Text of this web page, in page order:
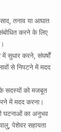
तनाव या आघात
करने के लिए
में सुधार करने, संघर्षों
से निपटने में मदद
के सदस्यों को मजबूत
में मदद करना।
घटनाओं का अनुभव
पेशेवर सहायता